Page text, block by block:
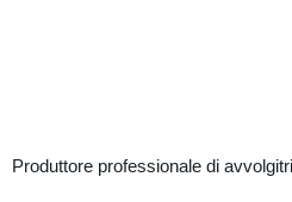
Produttore professionale di